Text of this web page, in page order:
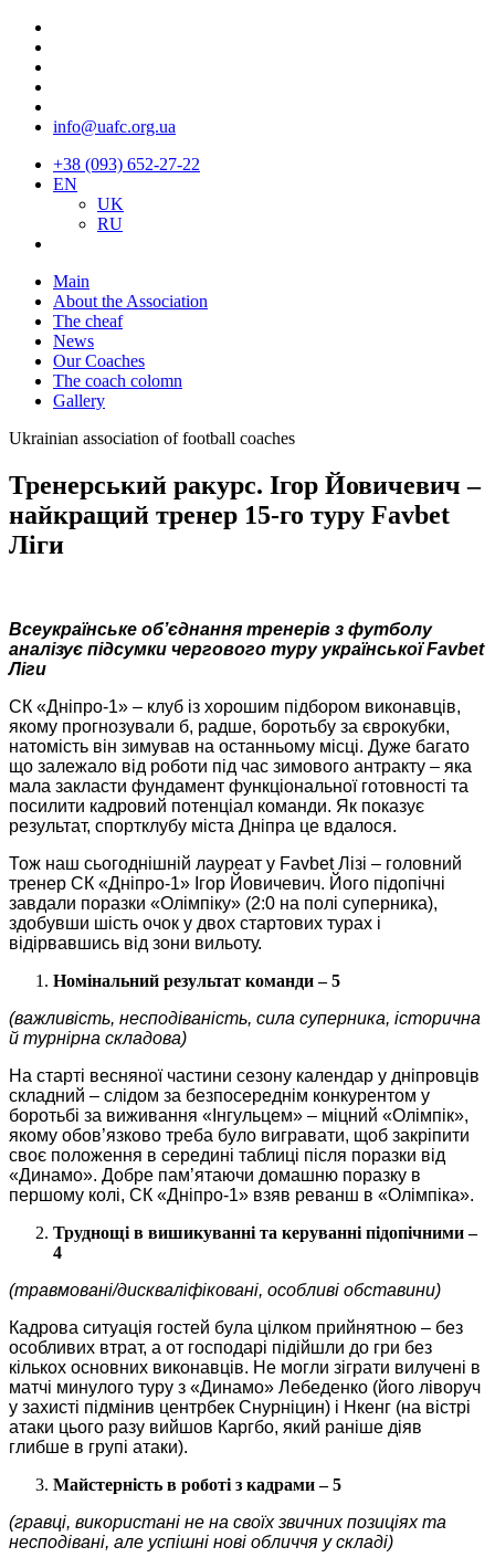
info@uafc.org.ua
+38 (093) 652-27-22
EN
UK
RU
Main
About the Association
The cheaf
News
Our Coaches
The coach colomn
Gallery
Ukrainian association of football coaches
Тренерський ракурс. Ігор Йовичевич –
найкращий тренер 15-го туру Favbet
Ліги
Всеукраїнське об’єднання тренерів з футболу
аналізує підсумки чергового туру української Favbet
Ліги
СК «Дніпро-1» – клуб із хорошим підбором виконавців,
якому прогнозували б, радше, боротьбу за єврокубки,
натомість він зимував на останньому місці. Дуже багато
що залежало від роботи під час зимового антракту – яка
мала закласти фундамент функціональної готовності та
посилити кадровий потенціал команди. Як показує
результат, спортклубу міста Дніпра це вдалося.
Тож наш сьогоднішній лауреат у Favbet Лізі – головний
тренер СК «Дніпро-1» Ігор Йовичевич. Його підопічні
завдали поразки «Олімпіку» (2:0 на полі суперника),
здобувши шість очок у двох стартових турах і
відірвавшись від зони вильоту.
Номінальний результат команди – 5
(важливість, несподіваність, сила суперника, історична
й турнірна складова)
На старті весняної частини сезону календар у дніпровців
складний – слідом за безпосереднім конкурентом у
боротьбі за виживання «Інгульцем» – міцний «Олімпік»,
якому обов’язково треба було вигравати, щоб закріпити
своє положення в середині таблиці після поразки від
«Динамо». Добре пам’ятаючи домашню поразку в
першому колі, СК «Дніпро-1» взяв реванш в «Олімпіка».
Труднощі в вишикуванні та керуванні підопічними –
4
(травмовані/дискваліфіковані, особливі обставини)
Кадрова ситуація гостей була цілком прийнятною – без
особливих втрат, а от господарі підійшли до гри без
кількох основних виконавців. Не могли зіграти вилучені в
матчі минулого туру з «Динамо» Лебеденко (його ліворуч
у захисті підмінив центрбек Снурніцин) і Нкенг (на вістрі
атаки цього разу вийшов Каргбо, який раніше діяв
глибше в групі атаки).
Майстерність в роботі з кадрами – 5
(гравці, використані не на своїх звичних позиціях та
несподівані, але успішні нові обличчя у складі)